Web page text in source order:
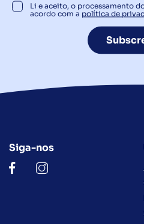
Li e aceito, o processamento
acordo com a política de
Siga-nos